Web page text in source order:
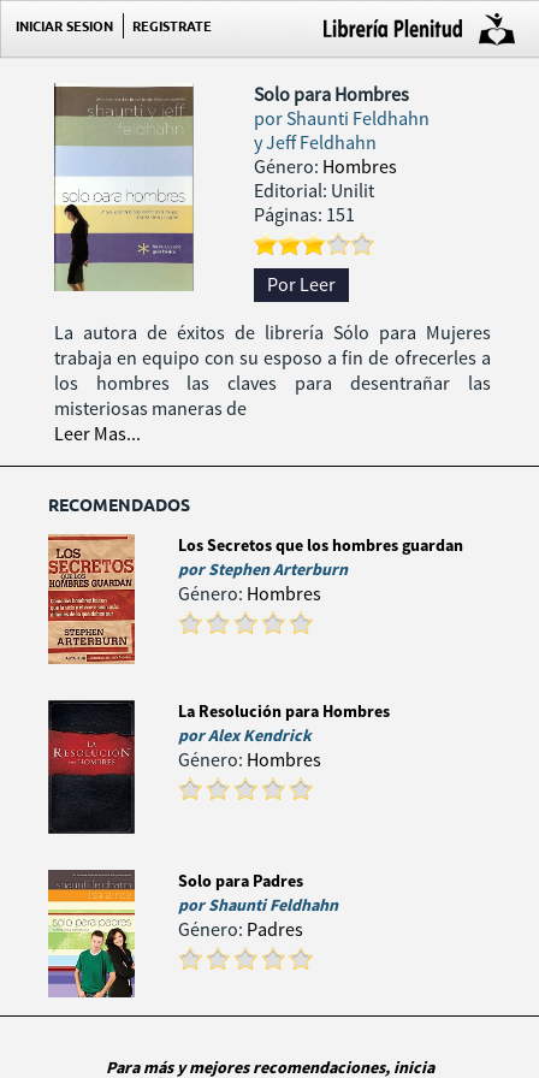
INICIAR SESION REGISTRATE
Solo para Hombres
porShaunti Feldhahn
y Jeff Feldhahn
Género: Hombres
Editorial: Unilit
Páginas: 151
Por Leer
La autora de éxitos de librería Sólo para Mujeres
trabaja en equipo con su esposo a fin de ofrecerles a
los hombres las claves para desentrañar las
misteriosas maneras de
Leer Mas...
RECOMENDADOS
Los Secretos que los hombres guardan
porStephen Arterburn
Género: Hombres
La Resolución para Hombres
porAlex Kendrick
Género: Hombres
Solo para Padres
porShaunti Feldhahn
Género: Padres
Para más y mejores recomendaciones, inicia